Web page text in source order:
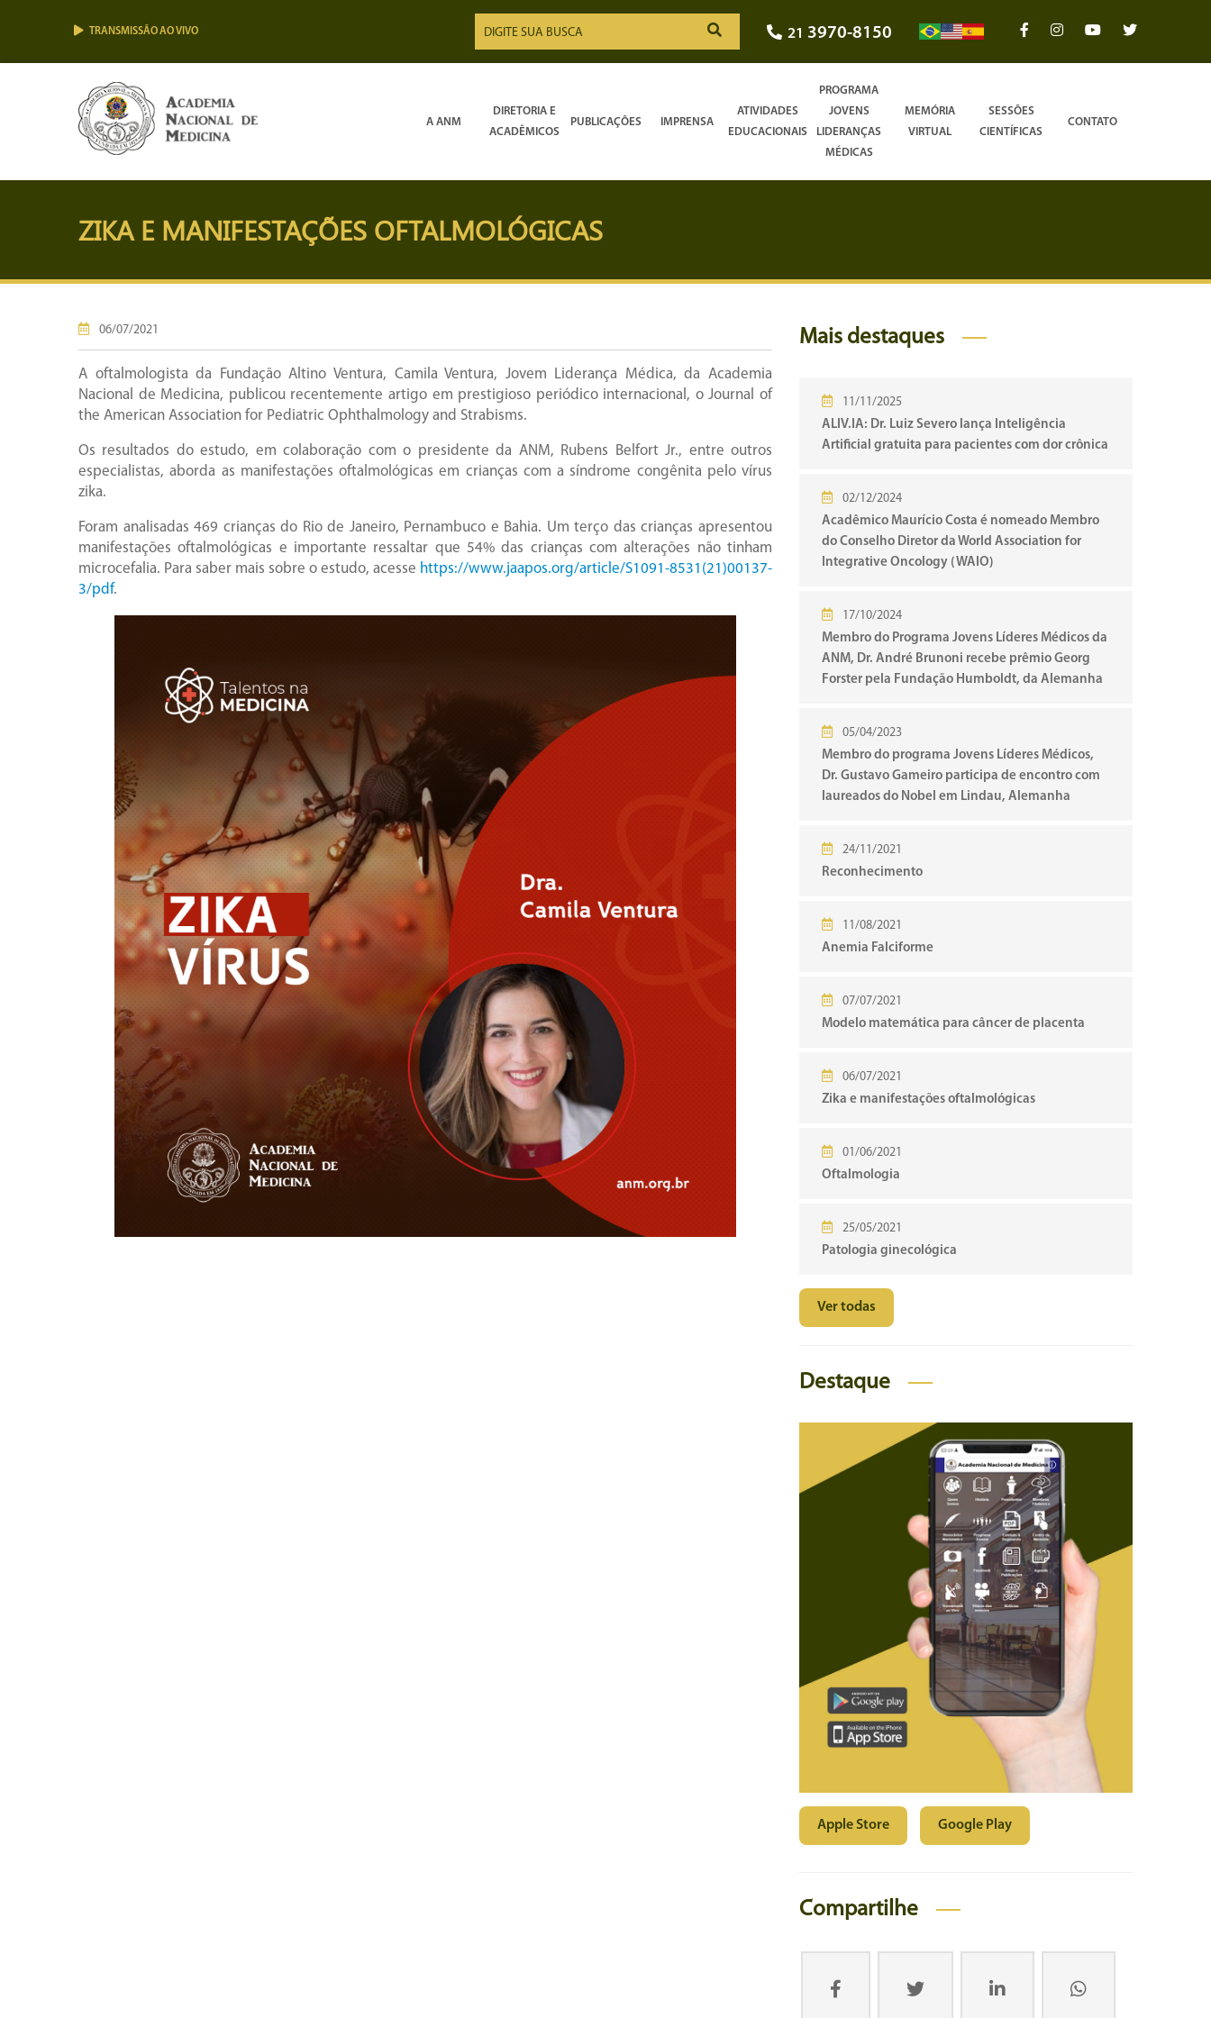
TRANSMISSÃO AO VIVO 21 3970-8150
A ANM
DIRETORIA E
ACADÊMICOS
PUBLICAÇÕES IMPRENSA
ATIVIDADES
EDUCACIONAIS
PROGRAMA
JOVENS
LIDERANÇAS
MÉDICAS
MEMÓRIA
VIRTUAL
SESSÕES
CIENTÍFICAS
CONTATO
ZIKA E MANIFESTAÇÕES OFTALMOLÓGICAS
06/07/2021
A oftalmologista da Fundação Altino Ventura, Camila Ventura, Jovem Liderança Médica, da Academia
Nacional de Medicina, publicou recentemente artigo em prestigioso periódico internacional, o Journal of
the American Association for Pediatric Ophthalmology and Strabisms.
Os resultados do estudo, em colaboração com o presidente da ANM, Rubens Belfort Jr., entre outros
especialistas, aborda as manifestações oftalmológicas em crianças com a síndrome congênita pelo vírus
zika.
Foram analisadas 469 crianças do Rio de Janeiro, Pernambuco e Bahia. Um terço das crianças apresentou
manifestações oftalmológicas e importante ressaltar que 54% das crianças com alterações não tinham
microcefalia. Para saber mais sobre o estudo, acesse https://www.jaapos.org/article/S1091-8531(21)00137-
3/pdf.
Mais destaques
11/11/2025
ALIV.IA: Dr. Luiz Severo lança Inteligência
Artificial gratuita para pacientes com dor crônica
02/12/2024
Acadêmico Maurício Costa é nomeado Membro
do Conselho Diretor da World Association for
Integrative Oncology (WAIO)
17/10/2024
Membro do Programa Jovens Líderes Médicos da
ANM, Dr. André Brunoni recebe prêmio Georg
Forster pela Fundação Humboldt, da Alemanha
05/04/2023
Membro do programa Jovens Líderes Médicos,
Dr. Gustavo Gameiro participa de encontro com
laureados do Nobel em Lindau, Alemanha
24/11/2021
Reconhecimento
11/08/2021
Anemia Falciforme
07/07/2021
Modelo matemática para câncer de placenta
06/07/2021
Zika e manifestações oftalmológicas
01/06/2021
Oftalmologia
25/05/2021
Patologia ginecológica
Ver todas
Destaque
Apple Store Google Play
Compartilhe